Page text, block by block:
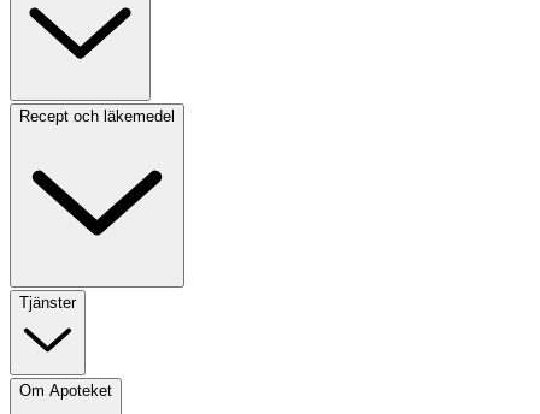
Recept och läkemedel
Tjänster
Om Apoteket